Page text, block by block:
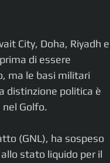
City, Doha, Riyadh e
di essere
ma le basi militari
distinzione politica è
Golfo.
(GNL), ha sospeso
stato liquido per il